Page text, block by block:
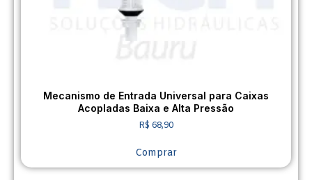
Mecanismo de Entrada Universal para Caixas
Acopladas Baixa e Alta Pressão
R$ 68,90
Comprar